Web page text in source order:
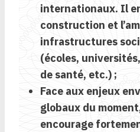
internationaux. Il
construction et
infrastructures
(écoles,
de santé, etc.) ;
Face aux enjeux
globaux du
encourage